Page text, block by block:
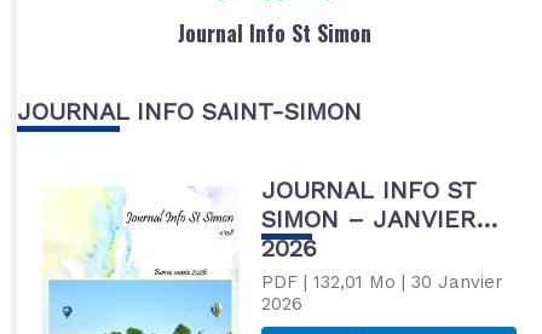
Journal Info St Simon
JOURNAL INFO SAINT-SIMON
JOURNAL INFO ST
SIMON – JANVIER
2026
PDF| 132,01 Mo | 30 Janvier
2026